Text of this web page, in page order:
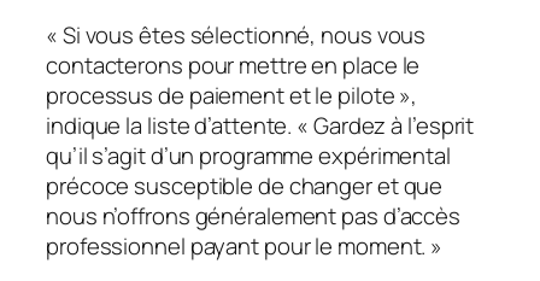
« Si vous êtes sélectionné, nous vous
contacterons pour mettre en place le
processus de paiement et le pilote »,
indique la liste d’attente. « Gardez à l’esprit
qu’il s’agit d’un programme expérimental
précoce susceptible de changer et que
nous n’offrons généralement pas d’accès
professionnel payant pour le moment. »